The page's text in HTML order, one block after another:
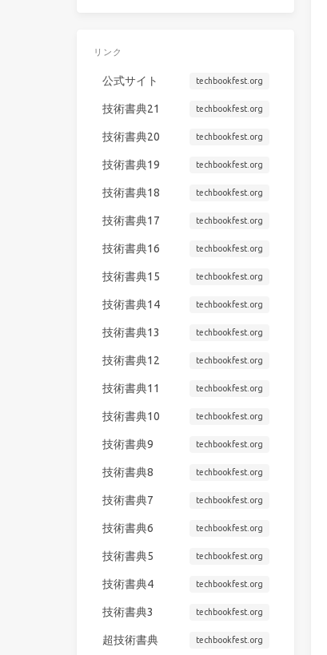
リンク
公式サイト techbookfest.org
技術書典21 techbookfest.org
技術書典20 techbookfest.org
技術書典19 techbookfest.org
技術書典18 techbookfest.org
技術書典17 techbookfest.org
技術書典16 techbookfest.org
技術書典15 techbookfest.org
技術書典14 techbookfest.org
技術書典13 techbookfest.org
技術書典12 techbookfest.org
技術書典11 techbookfest.org
技術書典10 techbookfest.org
技術書典9 techbookfest.org
技術書典8 techbookfest.org
技術書典7 techbookfest.org
技術書典6 techbookfest.org
技術書典5 techbookfest.org
技術書典4 techbookfest.org
技術書典3 techbookfest.org
超技術書典 techbookfest.org